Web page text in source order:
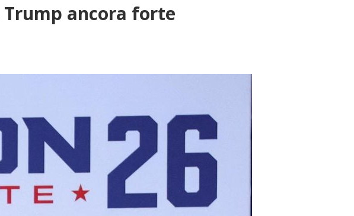
ancora forte